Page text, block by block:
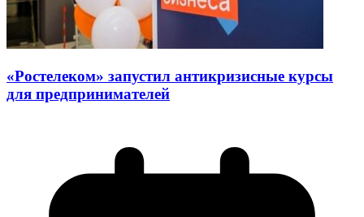
«Ростелеком» запустил антикризисные курсы
для предпринимателей